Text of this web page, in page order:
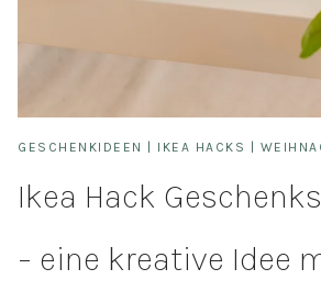
GESCHENKIDEEN | IKEA HACKS |
Ikea Hack
– eine kreative Idee